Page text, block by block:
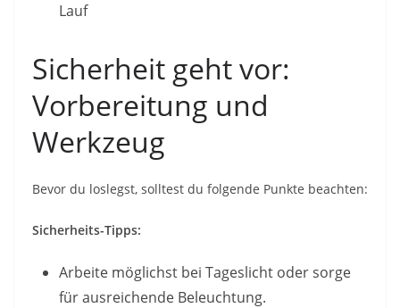
Lauf
Sicherheit geht vor:
Vorbereitung und
Werkzeug
Bevor du loslegst, solltest du folgende Punkte beachten:
Sicherheits-Tipps:
Arbeite möglichst bei Tageslicht oder sorge
für ausreichende Beleuchtung.